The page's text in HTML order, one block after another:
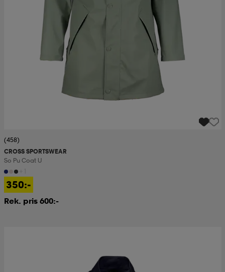
(458)
CROSS SPORTSWEAR
So Pu Coat U
350:-
Rek. pris 600:-